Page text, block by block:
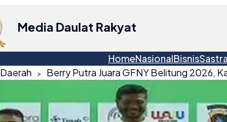
Media Daulat Rakyat
HomeNasionalBisnisSastra
Daerah